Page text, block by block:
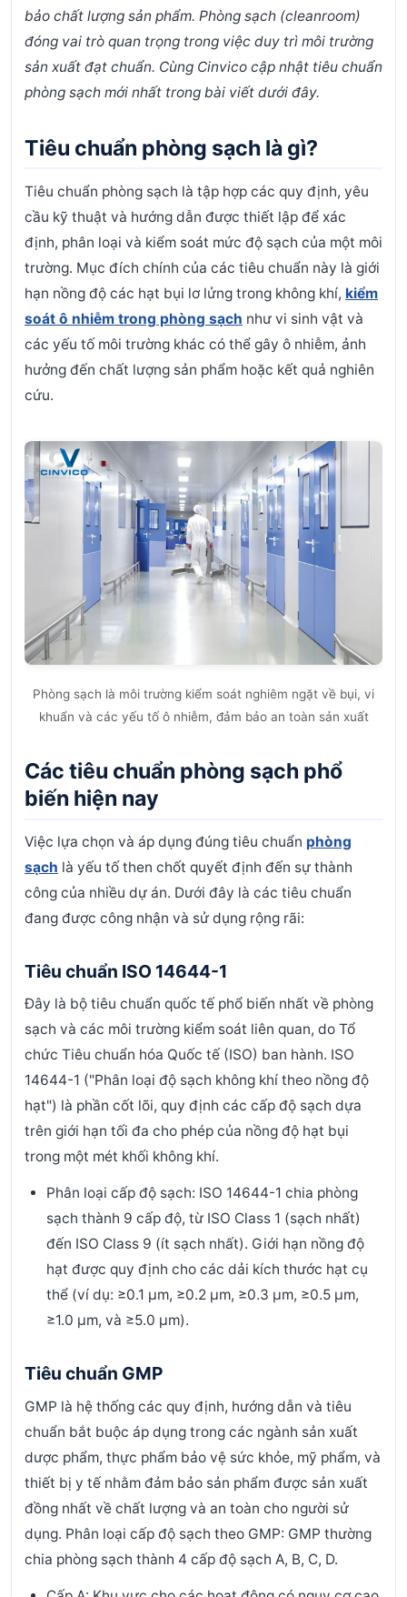
bảo chất lượng sản phẩm. Phòng sạch (cleanroom)
đóng vai trò quan trọng trong việc duy trì môi trường
sản xuất đạt chuẩn. Cùng Cinvico cập nhật tiêu chuẩn
phòng sạch mới nhất trong bài viết dưới đây.
Tiêu chuẩn phòng sạch là gì?
Tiêu chuẩn phòng sạch là tập hợp các quy định, yêu
cầu kỹ thuật và hướng dẫn được thiết lập để xác
định, phân loại và kiểm soát mức độ sạch của một môi
trường. Mục đích chính của các tiêu chuẩn này là giới
hạn nồng độ các hạt bụi lơ lửng trong không khí, kiểm
soát ô nhiễm trong phòng sạch như vi sinh vật và
các yếu tố môi trường khác có thể gây ô nhiễm, ảnh
hưởng đến chất lượng sản phẩm hoặc kết quả nghiên
cứu.
Phòng sạch là môi trường kiểm soát nghiêm ngặt về bụi, vi
khuẩn và các yếu tố ô nhiễm, đảm bảo an toàn sản xuất
Các tiêu chuẩn phòng sạch phổ
biến hiện nay
Việc lựa chọn và áp dụng đúng tiêu chuẩn phòng
sạch là yếu tố then chốt quyết định đến sự thành
công của nhiều dự án. Dưới đây là các tiêu chuẩn
đang được công nhận và sử dụng rộng rãi:
Tiêu chuẩn ISO 14644-1
Đây là bộ tiêu chuẩn quốc tế phổ biến nhất về phòng
sạch và các môi trường kiểm soát liên quan, do Tổ
chức Tiêu chuẩn hóa Quốc tế (ISO) ban hành. ISO
14644-1 ("Phân loại độ sạch không khí theo nồng độ
hạt") là phần cốt lõi, quy định các cấp độ sạch dựa
trên giới hạn tối đa cho phép của nồng độ hạt bụi
trong một mét khối không khí.
Phân loại cấp độ sạch: ISO 14644-1 chia phòng
sạch thành 9 cấp độ, từ ISO Class 1 (sạch nhất)
đến ISO Class 9 (ít sạch nhất). Giới hạn nồng độ
hạt được quy định cho các dải kích thước hạt cụ
thể (ví dụ: ≥0.1 µm, ≥0.2 µm, ≥0.3 µm, ≥0.5 µm,
≥1.0 µm, và ≥5.0 µm).
Tiêu chuẩn GMP
GMP là hệ thống các quy định, hướng dẫn và tiêu
chuẩn bắt buộc áp dụng trong các ngành sản xuất
dược phẩm, thực phẩm bảo vệ sức khỏe, mỹ phẩm, và
thiết bị y tế nhằm đảm bảo sản phẩm được sản xuất
đồng nhất về chất lượng và an toàn cho người sử
dụng. Phân loại cấp độ sạch theo GMP: GMP thường
chia phòng sạch thành 4 cấp độ sạch A, B, C, D.